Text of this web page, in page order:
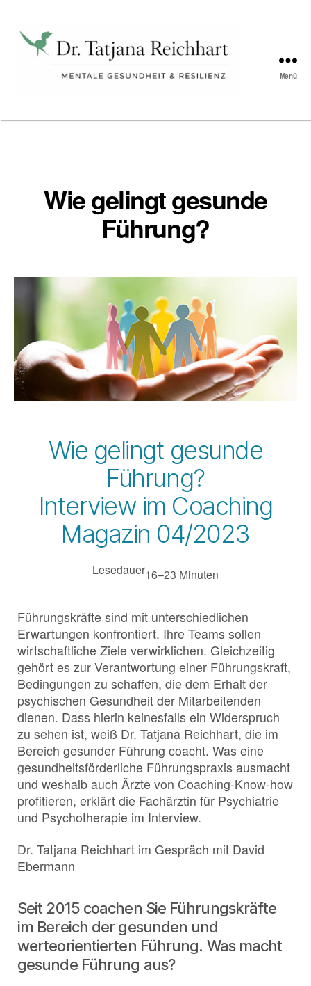
Reichhart
Menü
Schlagwort: coach
Wie gelingt gesunde
Führung?
Wie gelingt gesunde
Führung?
Interview im Coaching
Magazin 04/2023
Lesedauer16–23 Minuten
Führungskräfte sind mit unterschiedlichen
Erwartungen konfrontiert. Ihre Teams sollen
wirtschaftliche Ziele verwirklichen. Gleichzeitig
gehört es zur Verantwortung einer Führungskraft,
Bedingungen zu schaffen, die dem Erhalt der
psychischen Gesundheit der Mitarbeitenden
dienen. Dass hierin keinesfalls ein Widerspruch
zu sehen ist, weiß Dr. Tatjana Reichhart, die im
Bereich gesunder Führung coacht. Was eine
gesundheitsförderliche Führungspraxis ausmacht
und weshalb auch Ärzte von Coaching-Know-how
profitieren, erklärt die Fachärztin für Psychiatrie
und Psychotherapie im Interview.
Dr. Tatjana Reichhart im Gespräch mit David
Ebermann
Seit 2015 coachen Sie Führungskräfte
im Bereich der gesunden und
werteorientierten Führung. Was macht
gesunde Führung aus?